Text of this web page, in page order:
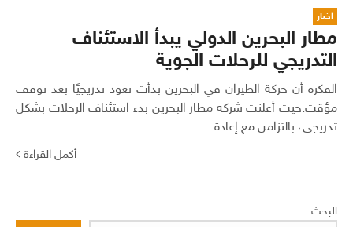
اخبار
مطار البحرين الدولي يبدأ الاستئناف
التدريجي للرحلات الجوية
الفكرة أن حركة الطيران في البحرين بدأت تعود تدريجيًا بعد توقف
مؤقت.حيث أعلنت شركة مطار البحرين بدء استئناف الرحلات بشكل
تدريجي، بالتزامن مع إعادة...
أكمل القراءة
البحث